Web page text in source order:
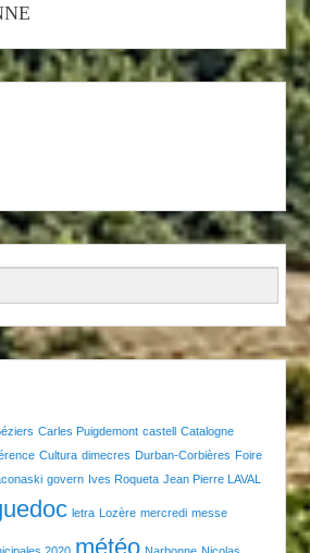
Carles Puigdemont castell Catalogne
Cultura dimecres Durban-Corbières Foire
govern Ives Roqueta Jean Pierre LAVAL
letra Lozère mercredi messe
2020 météo Narbonne Nicolas